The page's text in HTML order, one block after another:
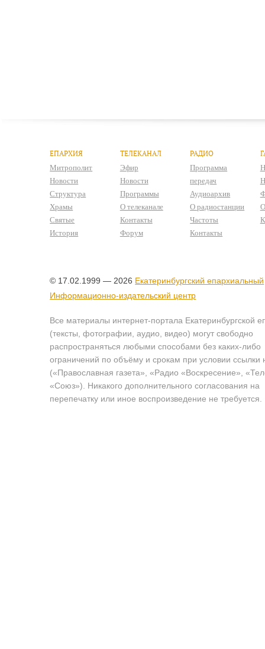
ЕПАРХИЯ
Митрополит
Новости
Структура
Храмы
Святые
История
ТЕЛЕКАНАЛ
Эфир
Новости
Программы
О телеканале
Контакты
Форум
РАДИО
Программа
передач
Аудиоархив
О радиостанции
Частоты
Контакты
© 17.02.1999 — 2026 Екатеринбургский епархиальный
Информационно-издательский центр
Все материалы интернет-портала Екатеринбургской
(тексты, фотографии, аудио, видео) могут свободно
распространяться любыми способами без каких-либо
ограничений по объёму и срокам при условии ссылки
(«Православная газета», «Радио «Воскресение»,
«Союз»). Никакого дополнительного согласования на
перепечатку или иное воспроизведение не требуется.